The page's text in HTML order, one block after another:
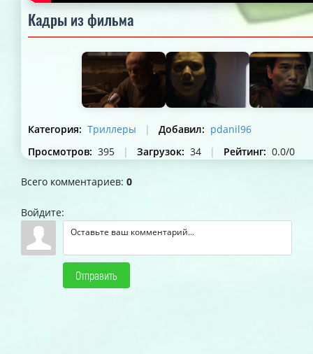
Кадры из фильма
Категория: Триллеры | Добавил: pdanil96
Просмотров: 395 | Загрузок: 34 | Рейтинг: 0.0/0
Всего комментариев: 0
Войдите:
Отправить